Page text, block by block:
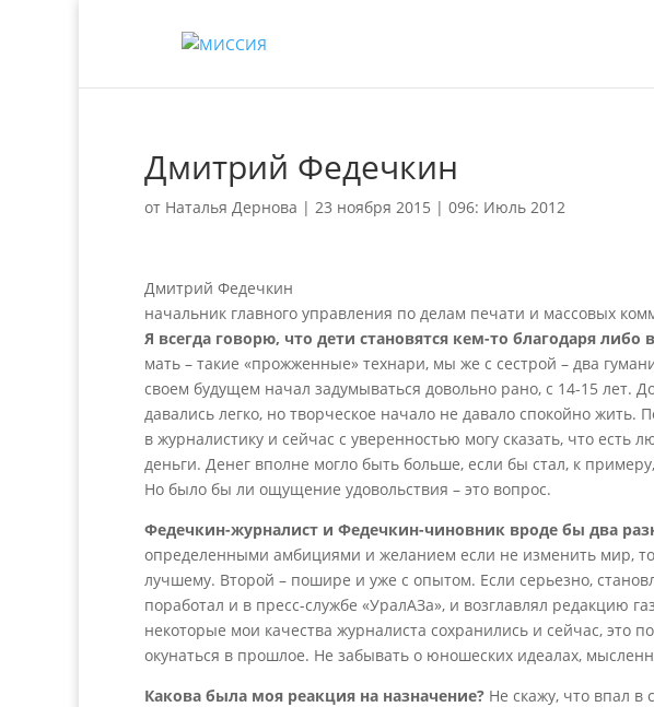
Дмитрий Федечкин
от Наталья Дернова | 23 ноября 2015 | 096: Июль 2012
Дмитрий Федечкин
начальник главного управления по делам печати и массовых
Я всегда говорю, что дети становятся кем-то благодаря
мать – такие «прожженные» технари, мы же с сестрой – два
своем будущем начал задумываться довольно рано, с 14-15 лет.
давались легко, но творческое начало не давало спокойно жить.
в журналистику и сейчас с уверенностью могу сказать, что есть
деньги. Денег вполне могло быть больше, если бы стал, к
Но было бы ли ощущение удовольствия – это вопрос.
Федечкин-журналист и Федечкин-чиновник вроде бы два
определенными амбициями и желанием если не изменить мир,
лучшему. Второй – пошире и уже с опытом. Если серьезно,
поработал и в пресс-службе «УралАЗа», и возглавлял редакцию
некоторые мои качества журналиста сохранились и сейчас, это
окунаться в прошлое. Не забывать о юношеских идеалах,
Какова была моя реакция на назначение? Не скажу, что впал в